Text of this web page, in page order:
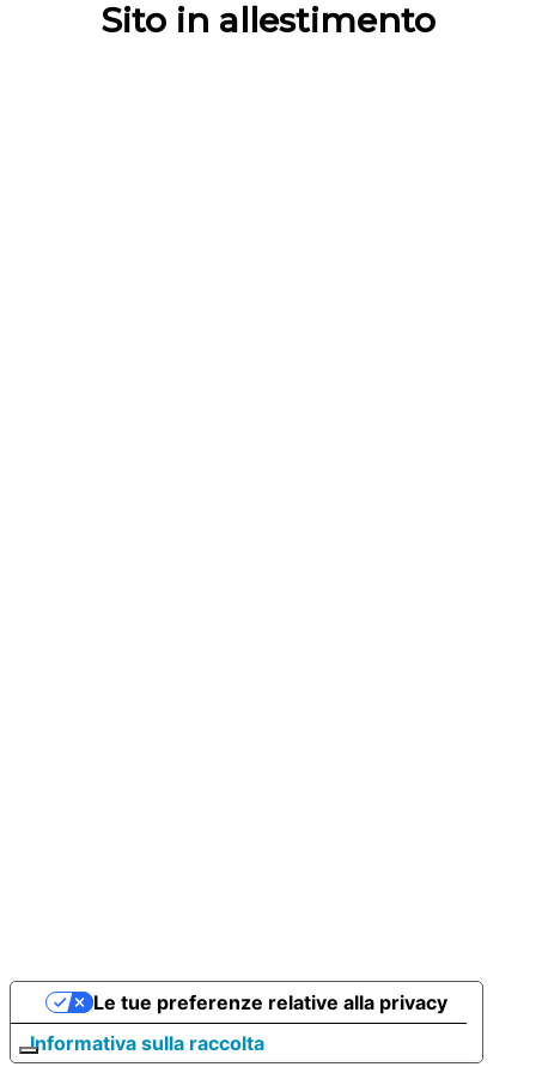
Sito in allestimento
Informativa sulla raccolta
Le tue preferenze relative alla privacy